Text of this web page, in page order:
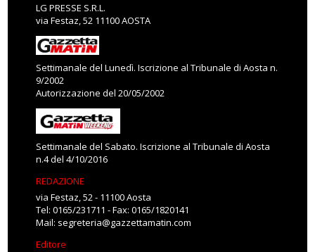
LG PRESSE S.R.L.
via Festaz, 52 11100 AOSTA
Settimanale del Lunedì. Iscrizione al Tribunale di Aosta n.
9/2002
Autorizzazione del 20/05/2002
Settimanale del Sabato. Iscrizione al Tribunale di Aosta
n.4 del 4/10/2016
REDAZIONE
via Festaz, 52 - 11100 Aosta
Tel: 0165/231711 - Fax: 0165/1820141
Mail: segreteria@gazzettamatin.com
Editore